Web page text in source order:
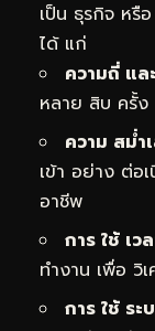
เป็น ธุรกิจ หรื
ได้ แก่
ความถี่ แล
หลาย สิบ ครั้
ความ สม่ำ
เข้า อย่าง ต่
อาชีพ
การ ใช้ เว
ทำงาน เพื่อ วิ
การ ใช้ ร